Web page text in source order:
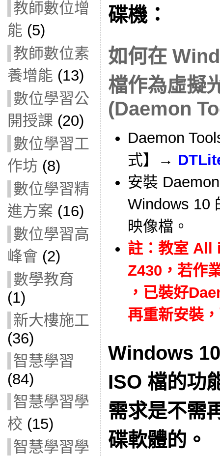
教師數位增
能 (5)
教師數位素
養增能 (13)
數位學習公
開授課 (20)
數位學習工
作坊 (8)
數位學習精
進方案 (16)
數位學習高
峰會 (2)
數學教育
(1)
新大樓施工
(36)
智慧學習
(84)
智慧學習學
校 (15)
智慧學習學
碟機：
如何在
檔作為虛擬
(Daemon
Daemon
式】→
安裝
Windows 10
映像檔。
註：教室 All
Z430，若作
，已裝好
再重新安裝
Windows
ISO 檔的功
需求是不需
碟軟體的。